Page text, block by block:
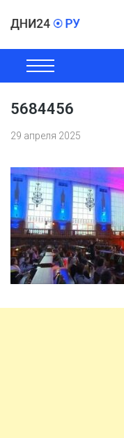
ОБЩЕСТВО
5684456
29 апреля 2025